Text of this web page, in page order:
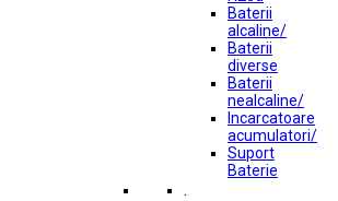
Baterii
alcaline/
Baterii
diverse
Baterii
nealcaline/
Incarcatoare
acumulatori/
Suport
Baterie
.